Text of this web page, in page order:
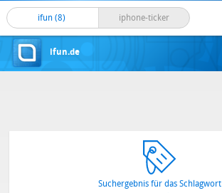
ifun (8) iphone-ticker
ifun.de
Suchergebnis für das Schlagwort